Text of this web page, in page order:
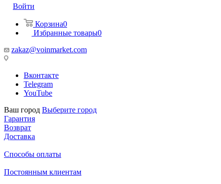
Войти
Корзина0
Избранные товары0
zakaz@voinmarket.com
Вконтакте
Telegram
YouTube
Ваш город Выберите город
Гарантия
Возврат
Доставка
Способы оплаты
Постоянным клиентам